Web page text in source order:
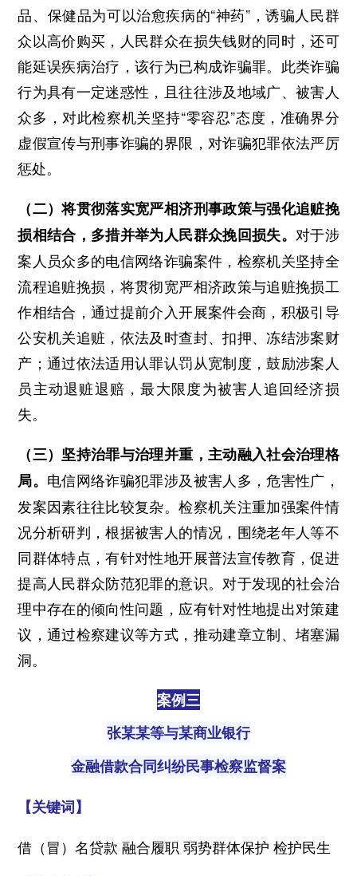
品、保健品为可以治愈疾病的“神药”，诱骗人民群
众以高价购买，人民群众在损失钱财的同时，还可
能延误疾病治疗，该行为已构成诈骗罪。此类诈骗
行为具有一定迷惑性，且往往涉及地域广、被害人
众多，对此检察机关坚持“零容忍”态度，准确界分
虚假宣传与刑事诈骗的界限，对诈骗犯罪依法严厉
惩处。
（二）将贯彻落实宽严相济刑事政策与强化追赃挽
损相结合，多措并举为人民群众挽回损失。 对于涉
案人员众多的电信网络诈骗案件，检察机关坚持全
流程追赃挽损，将贯彻宽严相济政策与追赃挽损工
作相结合，通过提前介入开展案件会商，积极引导
公安机关追赃，依法及时查封、扣押、冻结涉案财
产；通过依法适用认罪认罚从宽制度，鼓励涉案人
员主动退赃退赔，最大限度为被害人追回经济损
失。
（三）坚持治罪与治理并重，主动融入社会治理格
局。 电信网络诈骗犯罪涉及被害人多，危害性广，
发案因素往往比较复杂。检察机关注重加强案件情
况分析研判，根据被害人的情况，围绕老年人等不
同群体特点，有针对性地开展普法宣传教育，促进
提高人民群众防范犯罪的意识。对于发现的社会治
理中存在的倾向性问题，应有针对性地提出对策建
议，通过检察建议等方式，推动建章立制、堵塞漏
洞。
案例三
张某某等与某商业银行
金融借款合同纠纷民事检察监督案
【关键词】
借（冒）名贷款 融合履职 弱势群体保护 检护民生